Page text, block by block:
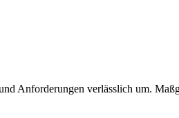
Anforderungen verlässlich um.